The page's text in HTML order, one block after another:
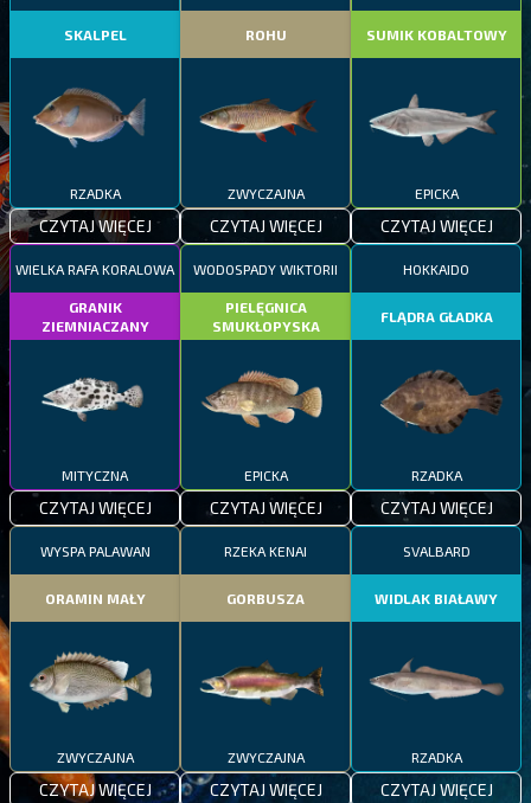
SKALPEL
RZADKA
CZYTAJ WIĘCEJ
ROHU
ZWYCZAJNA
CZYTAJ WIĘCEJ
SUMIK KOBALTOWY
EPICKA
CZYTAJ WIĘCEJ
WIELKA RAFA KORALOWA
GRANIK
ZIEMNIACZANY
MITYCZNA
CZYTAJ WIĘCEJ
WODOSPADY WIKTORII
PIELĘGNICA
SMUKŁOPYSKA
EPICKA
CZYTAJ WIĘCEJ
HOKKAIDO
FLĄDRA GŁADKA
RZADKA
CZYTAJ WIĘCEJ
WYSPA PALAWAN
ORAMIN MAŁY
ZWYCZAJNA
CZYTAJ WIĘCEJ
RZEKA KENAI
GORBUSZA
ZWYCZAJNA
CZYTAJ WIĘCEJ
SVALBARD
WIDLAK BIAŁAWY
RZADKA
CZYTAJ WIĘCEJ